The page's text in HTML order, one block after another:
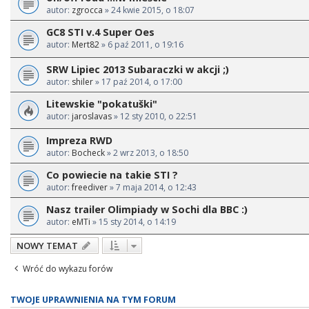
autor: zgrocca » 24 kwie 2015, o 18:07
GC8 STI v.4 Super Oes
autor: Mert82» 6 paź 2011, o 19:16
SRW Lipiec 2013 Subaraczki w akcji ;)
autor: shiler» 17 paź 2014, o 17:00
Litewskie "pokatuški"
autor: jaroslavas» 12 sty 2010, o 22:51
Impreza RWD
autor: Bocheck» 2 wrz 2013, o 18:50
Co powiecie na takie STI ?
autor:freediver» 7 maja 2014, o 12:43
Nasz trailer Olimpiady w Sochi dla BBC :)
autor: eMTi » 15 sty 2014, o 14:19
NOWY TEMAT
Wróć do wykazu forów
TWOJE UPRAWNIENIA NA TYM FORUM